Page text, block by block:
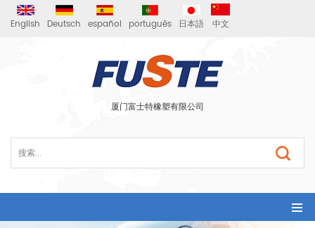
English Deutsch español português 日本語 中文
厦门富士特橡塑有限公司